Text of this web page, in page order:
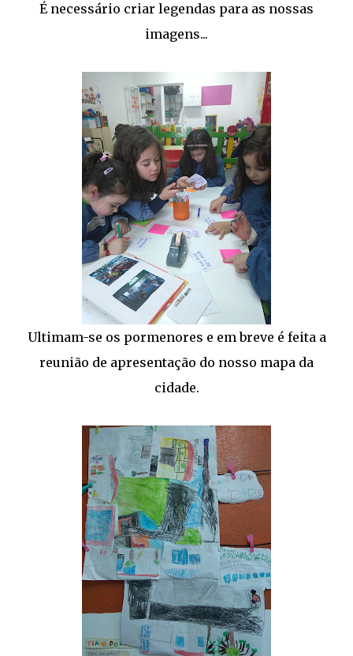
É necessário criar legendas para as nossas
imagens...
Ultimam-se os pormenores e em breve é feita a
reunião de apresentação do nosso mapa da
cidade.